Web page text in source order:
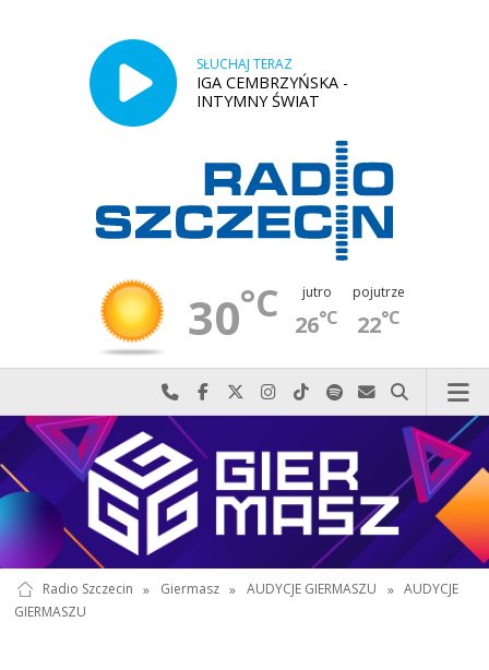
SŁUCHAJ TERAZ
IGA CEMBRZYŃSKA -
INTYMNY ŚWIAT
30°C jutro
26°C
pojutrze
22°C
Najlepiej po prostu do nas zadzwoń
Odwiedź nas na Facebook-u
Odwiedź nas na X
Odwiedź nas na Instagram-ie
Odwiedź nas na TikTok-u
Szukaj nas na Spotify
Wyślij do nas
Szukaj
Radio Szczecin » Giermasz » AUDYCJE GIERMASZU » AUDYCJE
GIERMASZU